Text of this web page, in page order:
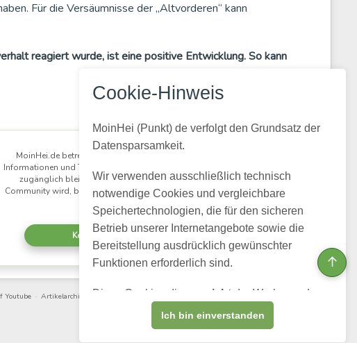
Cookie-Hinweis
MoinHei (Punkt) de verfolgt den Grundsatz der
Datensparsamkeit.
Wir verwenden ausschließlich technisch
notwendige Cookies und vergleichbare
Speichertechnologien, die für den sicheren
Betrieb unserer Internetangebote sowie die
Bereitstellung ausdrücklich gewünschter
Funktionen erforderlich sind.
Diese Cookies dienen nicht der Werbung, dem
Profiling oder dem Verkauf personenbezogener
Ich bin einverstanden
Für die Versäumnisse der „Altvorderen“ kann
reagiert wurde, ist eine positive Entwicklung. So kann
MoinHei.de betreibe ich kostenlos, damit regionale
Informationen und Themen aus unserer Gemeinde für alle
zugänglich bleiben. Damit daraus eine lebendige
Community wird, braucht es Menschen, die mitlesen und
Kostenlos registrieren
Youtube· Artikelarchiv
↑